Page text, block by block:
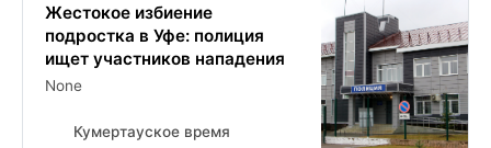
Жестокое избиение
подростка в Уфе: полиция
ищет участников нападения
None
Кумертауское время